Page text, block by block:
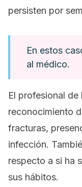
persisten por
En estos
al médico.
El profesional de
reconocimiento
fracturas,
infección.
respecto a si ha
sus hábitos.